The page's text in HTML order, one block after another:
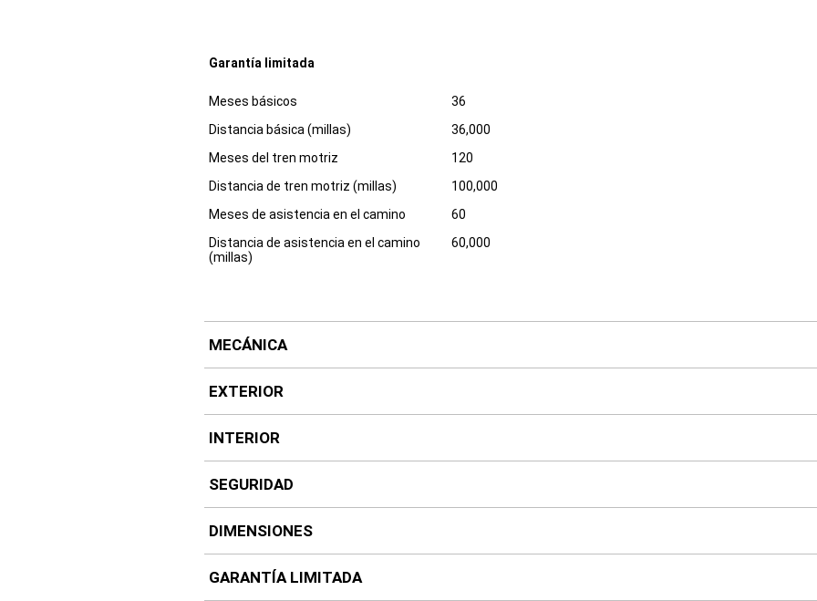
Garantía limitada
Especificaciones
Meses básicos
36
Distancia básica (millas)
36,000
Meses del tren motriz
120
Distancia de tren motriz (millas)
100,000
Meses de asistencia en el camino
60
Distancia de asistencia en el camino
(millas)
60,000
MECÁNICA
EXTERIOR
INTERIOR
SEGURIDAD
DIMENSIONES
GARANTÍA LIMITADA